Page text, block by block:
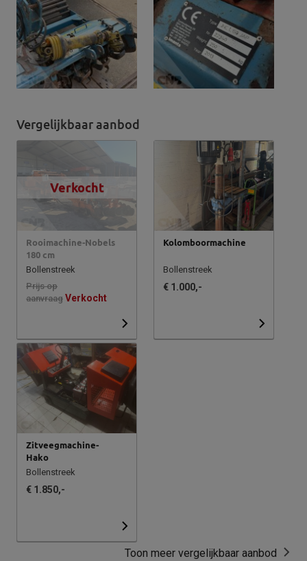
Vergelijkbaar aanbod
Verkocht
Rooimachine-Nobels
180 cm
Bollenstreek
Prijs op
aanvraag Verkocht
Kolomboormachine
Bollenstreek
€ 1.000,-
Zitveegmachine-
Hako
Bollenstreek
€ 1.850,-
Toon meer vergelijkbaar aanbod